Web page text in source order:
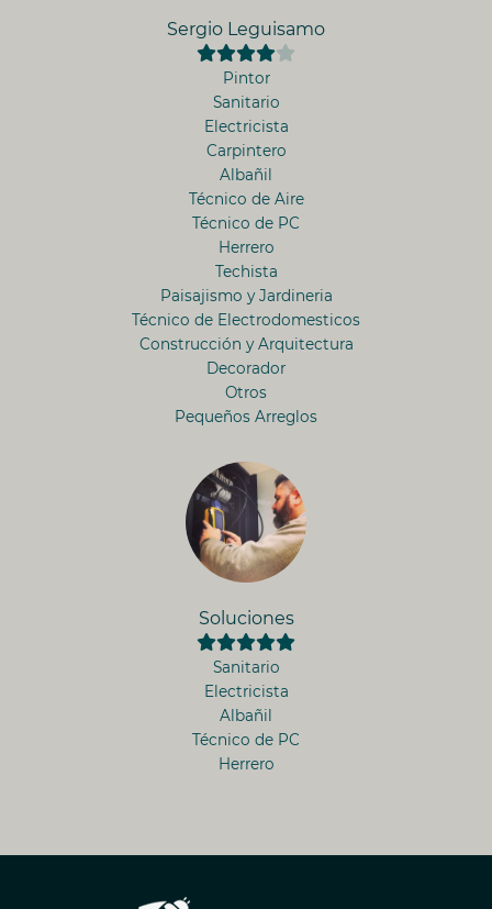
Sergio Leguisamo
Pintor
Sanitario
Electricista
Carpintero
Albañil
Técnico de Aire
Técnico de PC
Herrero
Techista
Paisajismo y Jardineria
Técnico de Electrodomesticos
Construcción y Arquitectura
Decorador
Otros
Pequeños Arreglos
Soluciones
Sanitario
Electricista
Albañil
Técnico de PC
Herrero